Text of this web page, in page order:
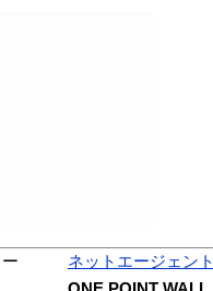
ネットエージェン